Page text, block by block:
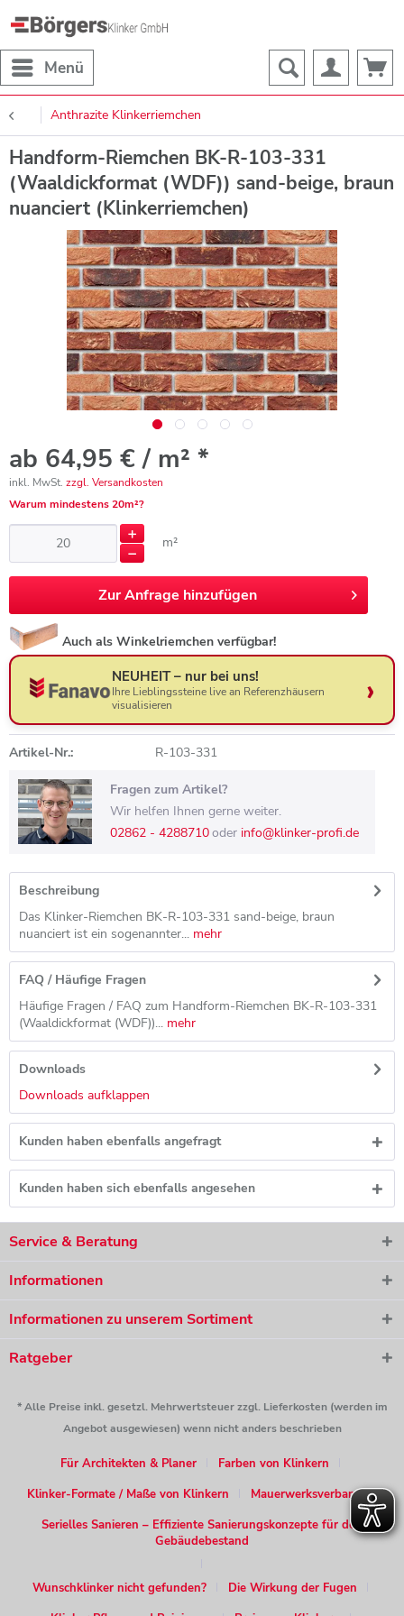
Menü
Anthrazite Klinkerriemchen
Handform-Riemchen BK-R-103-331
(Waaldickformat (WDF)) sand-beige, braun
nuanciert (Klinkerriemchen)
ab 64,95 € / m² *
inkl. MwSt. zzgl. Versandkosten
Warum mindestens 20m²?
m²
ZurAnfrage hinzufügen
Auch als Winkelriemchen verfügbar!
NEUHEIT – nur bei uns!
Ihre Lieblingssteine live an Referenzhäusern
visualisieren
Artikel-Nr.: R-103-331
Fragen zum Artikel?
Wir helfen Ihnen gerne weiter.
02862 - 4288710oder info@klinker-profi.de
Beschreibung
Das Klinker-Riemchen BK-R-103-331 sand-beige, braun
nuanciert ist ein sogenannter... mehr
FAQ / Häufige Fragen
Häufige Fragen / FAQ zum Handform-Riemchen BK-R-103-331
(Waaldickformat (WDF))... mehr
Downloads
Downloads aufklappen
Kunden haben ebenfalls angefragt
Kunden haben sich ebenfalls angesehen
Service & Beratung
Informationen
Informationen zu unserem Sortiment
Ratgeber
* Alle Preise inkl. gesetzl. Mehrwertsteuer zzgl. Lieferkosten (werden im
Angebot ausgewiesen) wenn nicht anders beschrieben
Für Architekten & Planer
Farben von Klinkern
Klinker-Formate / Maße von Klinkern
Mauerwerksverband
Serielles Sanieren – Effiziente Sanierungskonzepte für den
Gebäudebestand
Wunschklinker nicht gefunden?
Die Wirkung der Fugen